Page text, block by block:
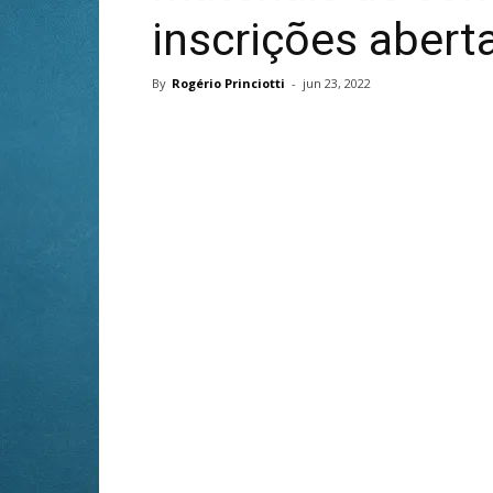
inscrições
By Rogério Princiotti - jun 23, 2022